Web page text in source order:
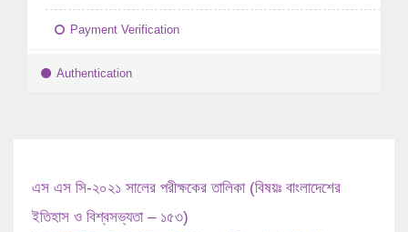
Payment Verification
Authentication
এস এস সি-২০২১ সালের পরীক্ষকের তালিকা (বিষয়ঃ বাংলাদেশের
ইতিহাস ও বিশ্বসভ্যতা – ১৫৩)